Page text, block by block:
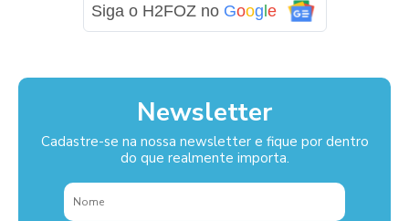
Siga o H2FOZ no Google
Newsletter
Cadastre-se na nossa newsletter e fique por dentro
do que realmente importa.